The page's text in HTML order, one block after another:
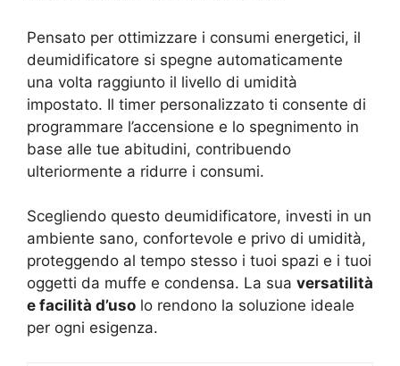
Pensato per ottimizzare i consumi energetici, il
deumidificatore si spegne automaticamente
una volta raggiunto il livello di umidità
impostato. Il timer personalizzato ti consente di
programmare l’accensione e lo spegnimento in
base alle tue abitudini, contribuendo
ulteriormente a ridurre i consumi.
Scegliendo questo deumidificatore, investi in un
ambiente sano, confortevole e privo di umidità,
proteggendo al tempo stesso i tuoi spazi e i tuoi
oggetti da muffe e condensa. La sua versatilità
e facilità d’uso lo rendono la soluzione ideale
per ogni esigenza.